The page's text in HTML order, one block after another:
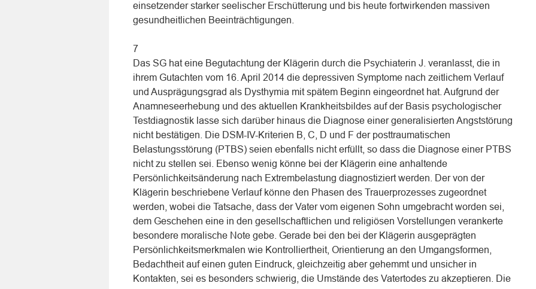
einsetzender starker seelischer Erschütterung und bis heute fortwirkenden massiven
gesundheitlichen Beeinträchtigungen.
7
Das SG hat eine Begutachtung der Klägerin durch die Psychiaterin J. veranlasst, die in
ihrem Gutachten vom 16. April 2014 die depressiven Symptome nach zeitlichem Verlauf
und Ausprägungsgrad als Dysthymia mit spätem Beginn eingeordnet hat. Aufgrund der
Anamneseerhebung und des aktuellen Krankheitsbildes auf der Basis psychologischer
Testdiagnostik lasse sich darüber hinaus die Diagnose einer generalisierten Angststörung
nicht bestätigen. Die DSM-IV-Kriterien B, C, D und F der posttraumatischen
Belastungsstörung (PTBS) seien ebenfalls nicht erfüllt, so dass die Diagnose einer PTBS
nicht zu stellen sei. Ebenso wenig könne bei der Klägerin eine anhaltende
Persönlichkeitsänderung nach Extrembelastung diagnostiziert werden. Der von der
Klägerin beschriebene Verlauf könne den Phasen des Trauerprozesses zugeordnet
werden, wobei die Tatsache, dass der Vater vom eigenen Sohn umgebracht worden sei,
dem Geschehen eine in den gesellschaftlichen und religiösen Vorstellungen verankerte
besondere moralische Note gebe. Gerade bei den bei der Klägerin ausgeprägten
Persönlichkeitsmerkmalen wie Kontrolliertheit, Orientierung an den Umgangsformen,
Bedachtheit auf einen guten Eindruck, gleichzeitig aber gehemmt und unsicher in
Kontakten, sei es besonders schwierig, die Umstände des Vatertodes zu akzeptieren. Die